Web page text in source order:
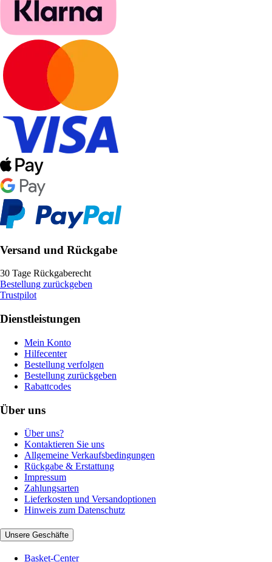
Versand und Rückgabe
30 Tage Rückgaberecht
Bestellung zurückgeben
Trustpilot
Dienstleistungen
Mein Konto
Hilfecenter
Bestellung verfolgen
Bestellung zurückgeben
Rabattcodes
Über uns
Über uns?
Kontaktieren Sie uns
Allgemeine Verkaufsbedingungen
Rückgabe & Erstattung
Impressum
Zahlungsarten
Lieferkosten und Versandoptionen
Hinweis zum Datenschutz
Unsere Geschäfte
Basket-Center